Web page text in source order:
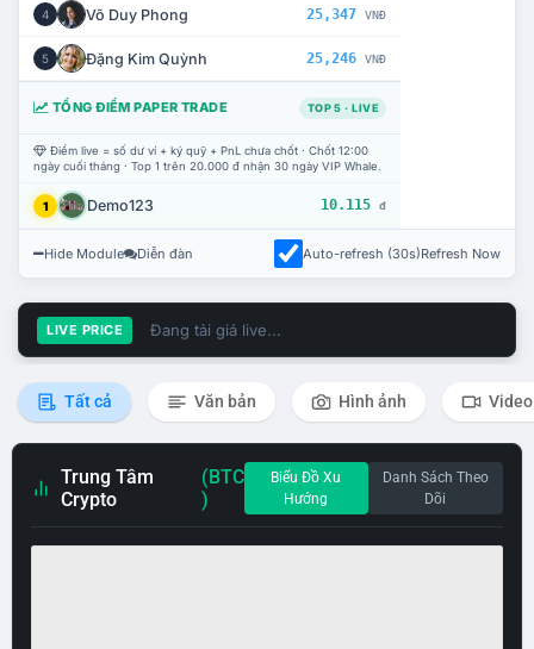
4 Võ Duy Phong 25,347 VNĐ
5 Đặng Kim Quỳnh 25,246 VNĐ
TỔNG ĐIỂM PAPER TRADE TOP 5 · LIVE
Điểm live = số dư ví + ký quỹ + PnL chưa chốt · Chốt 12:00
ngày cuối tháng · Top 1 trên 20.000 đ nhận 30 ngày VIP Whale.
1 Demo123 10.115 đ
Hide Module Diễn đàn Auto-refresh (30s)Refresh Now
LIVE PRICE Đang tải giá live...
Tất cả Văn bản Hình ảnh Video
Trung Tâm
Crypto
(BTC
)
Biểu Đồ Xu
Hướng
Danh Sách Theo
Dõi